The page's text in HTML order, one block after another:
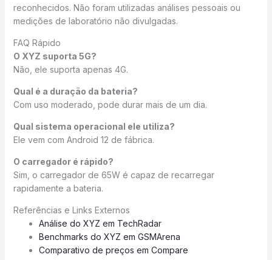
reconhecidos. Não foram utilizadas análises pessoais ou
medições de laboratório não divulgadas.
FAQ Rápido
O XYZ suporta 5G?
Não, ele suporta apenas 4G.
Qual é a duração da bateria?
Com uso moderado, pode durar mais de um dia.
Qual sistema operacional ele utiliza?
Ele vem com Android 12 de fábrica.
O carregador é rápido?
Sim, o carregador de 65W é capaz de recarregar
rapidamente a bateria.
Referências e Links Externos
Análise do XYZ em TechRadar
Benchmarks do XYZ em GSMArena
Comparativo de preços em Compare